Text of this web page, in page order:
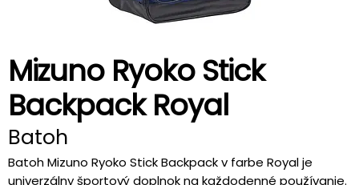
Mizuno Ryoko Stick
Backpack Royal
Batoh
Batoh Mizuno Ryoko Stick Backpack v farbe Royal je
univerzálny športový doplnok na každodenné používanie.